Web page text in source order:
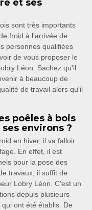
et ses
sont très importants
froid à l'arrivée de
personnes qualifiées
de vous proposer le
Léon. Sachez qu'il
à beaucoup de
de travail alors qu'il
poêles à bois
environs ?
en hiver, il va falloir
En effet, il est
pour la pose des
travaux, il suffit de
Lobry Léon. C'est un
depuis plusieurs
ont été établis. De